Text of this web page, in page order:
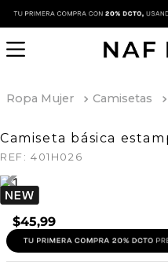
Ropa Mujer Camisetas
Camiseta básica
REF: 401H026
$45,99